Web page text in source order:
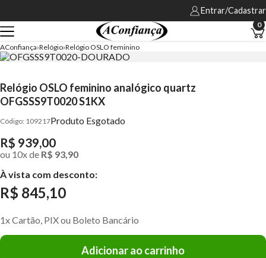
Entrar/Cadastrar
0
AConfiança Relógio Relógio OSLO feminino
Relógio OSLO feminino analógico quartz
OFGSSS9T0020 S1KX
109217Produto Esgotado
R$ 939,00
ou 10xde R$ 93,90
À vista com desconto:
R$ 845,10
1x Cartão, PIX ou Boleto Bancário
Adicionar ao carrinho